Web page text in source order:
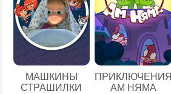
МАШКИНЫ
СТРАШИЛКИ
ПРИКЛЮЧЕНИЯ
АМ НЯМА